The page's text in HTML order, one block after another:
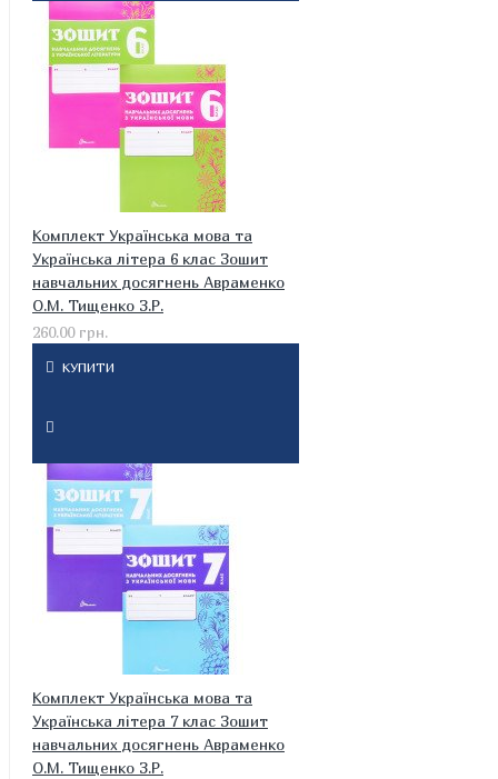
Комплект Українська мова та
Українська літера 6 клас Зошит
навчальних досягнень Авраменко
О.М. Тищенко З.Р.
260.00 грн.
КУПИТИ
Комплект Українська мова та
Українська літера 7 клас Зошит
навчальних досягнень Авраменко
О.М. Тищенко З.Р.